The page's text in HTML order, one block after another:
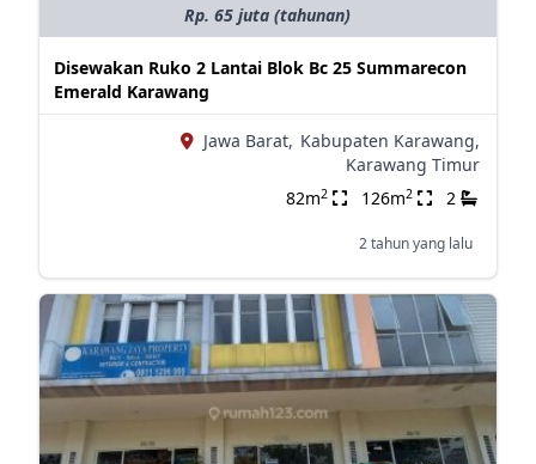
Rp. 65 juta (tahunan)
Disewakan Ruko 2 Lantai Blok Bc 25 Summarecon
Emerald Karawang
Jawa Barat, Kabupaten Karawang,
Karawang Timur
82m2 126m2 2
2 tahun yang lalu